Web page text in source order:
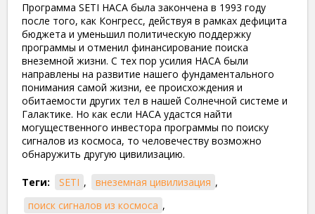
Программа SETI НАСА была закончена в 1993 году
после того, как Конгресс, действуя в рамках дефицита
бюджета и уменьшил политическую поддержку
программы и отменил финансирование поиска
внеземной жизни. С тех пор усилия НАСА были
направлены на развитие нашего фундаментального
понимания самой жизни, ее происхождения и
обитаемости других тел в нашей Солнечной системе и
Галактике. Но как если НАСА удастся найти
могущественного инвестора программы по поиску
сигналов из космоса, то человечеству возможно
обнаружить другую цивилизацию.
Теги: SETI , внеземная цивилизация ,
поиск сигналов из космоса ,